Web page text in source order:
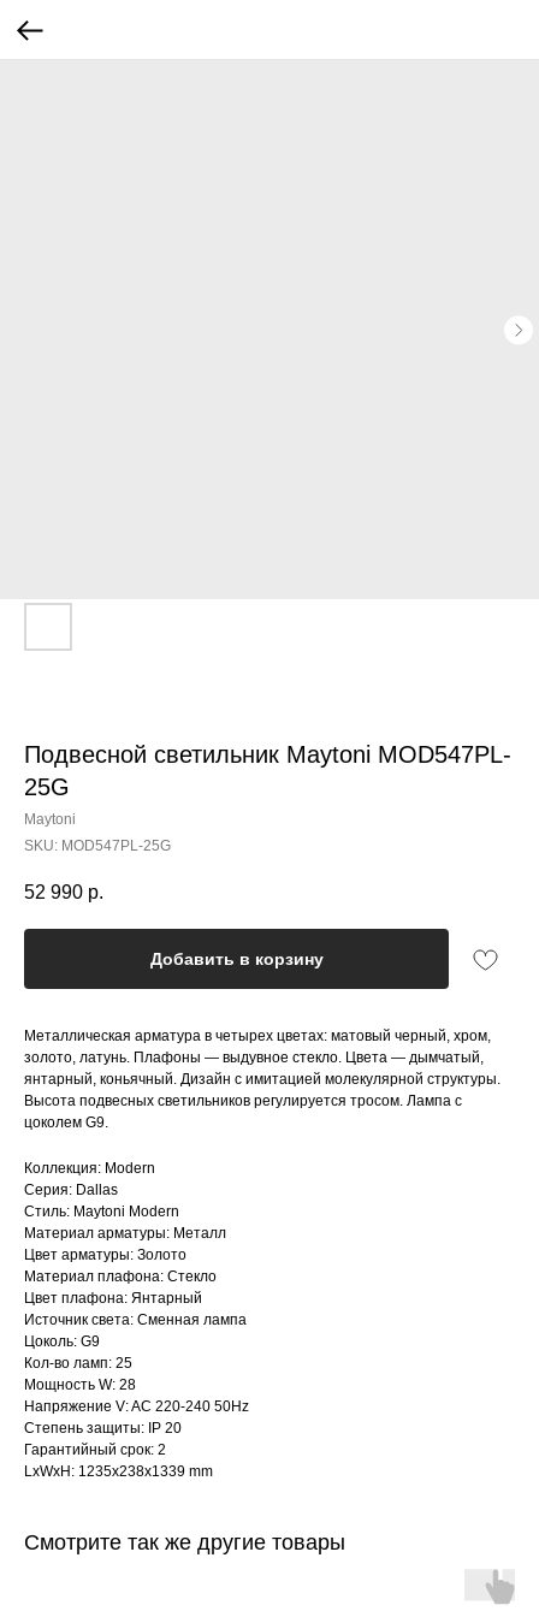
Подвесной светильник Maytoni MOD547PL-
25G
Maytoni
SKU: MOD547PL-25G
52 990 р.
Добавить в корзину
Металлическая арматура в четырех цветах: матовый черный, хром,
золото, латунь. Плафоны — выдувное стекло. Цвета — дымчатый,
янтарный, коньячный. Дизайн с имитацией молекулярной структуры.
Высота подвесных светильников регулируется тросом. Лампа с
цоколем G9.
Коллекция: Modern
Серия: Dallas
Стиль: Maytoni Modern
Материал арматуры: Металл
Цвет арматуры: Золото
Материал плафона: Стекло
Цвет плафона: Янтарный
Источник света: Сменная лампа
Цоколь: G9
Кол-во ламп: 25
Мощность W: 28
Напряжение V: AC 220-240 50Hz
Степень защиты: IP 20
Гарантийный срок: 2
LxWxH: 1235x238x1339 mm
Смотрите так же другие товары